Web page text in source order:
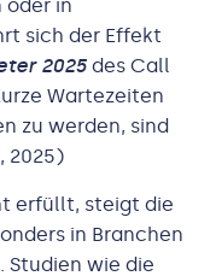
oder in
sich der Effekt
2025 des Call
Wartezeiten
zu werden, sind
, 2025)
erfüllt, steigt die
in Branchen
Studien wie die